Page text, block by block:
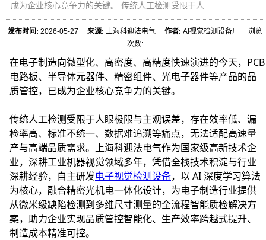
成为企业核心竞争力的关键。 传统人工检测受限于人
发布时间: 2026-05-27来源: 上海科迎法电气作者: AI视觉检测设备厂 浏览
次数:
在电子制造向微型化、高密度、高精度快速演进的今天，PCB
电路板、半导体元器件、精密组件、光电子器件等产品的品
质管控，已成为企业核心竞争力的关键。
传统人工检测受限于人眼极限与主观误差，存在效率低、漏
检率高、标准不统一、数据难追溯等痛点，无法适配高速量
产与高端品质需求。上海科迎法电气作为国家级高新技术企
业，深耕工业机器视觉领域多年，凭借全栈技术积淀与行业
深耕经验，自主研发电子视觉检测设备，以 AI 深度学习算法
为核心，融合精密光机电一体化设计，为电子制造行业提供
从微米级缺陷检测到多维尺寸测量的全流程智能质检解决方
案，助力企业实现品质管控智能化、生产效率跨越式提升、
制造成本精准可控。